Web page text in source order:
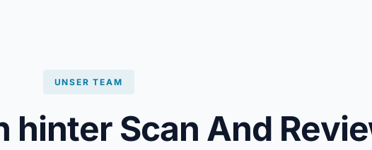
UNSER TEAM
hinter Scan And